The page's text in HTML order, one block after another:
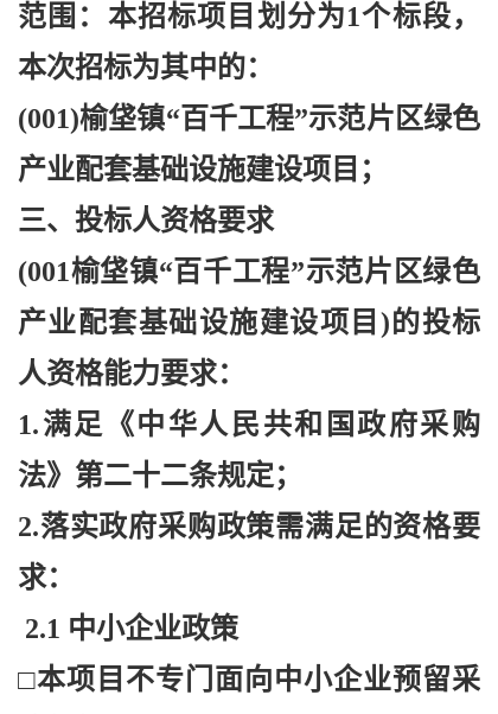
范围：本招标项目划分为1个标段，
本次招标为其中的：
(001)榆垡镇“百千工程”示范片区绿色
产业配套基础设施建设项目；
三、投标人资格要求
(001榆垡镇“百千工程”示范片区绿色
产业配套基础设施建设项目)的投标
人资格能力要求：
1.满足《中华人民共和国政府采购
法》第二十二条规定；
2.落实政府采购政策需满足的资格要
求：
2.1 中小企业政策
□本项目不专门面向中小企业预留采